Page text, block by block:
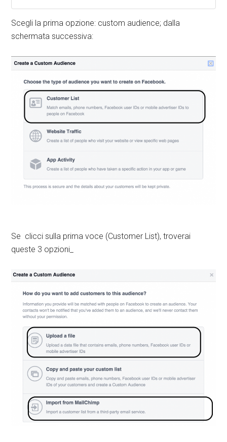
Scegli la prima opzione: custom audience; dalla
schermata successiva:
Se clicci sulla prima voce (Customer List), troverai
queste 3 opzioni_